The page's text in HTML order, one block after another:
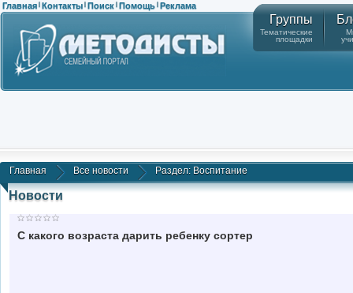
Главная | Контакты | Поиск | Помощь | Реклама
Группы
Тематические
площадки
Главная Все новости Раздел: Воспитание
Новости
С какого возраста дарить ребенку сортер